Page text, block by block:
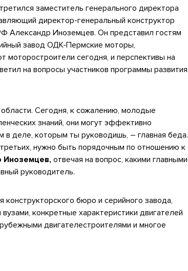
заместитель генерального директора
директор-генеральный конструктор
Александр Иноземцев. Он представил гостям
завод ОДК-Пермские моторы,
сегодня, и перспективы на
на вопросы участников программы развития
Сегодня, к сожалению, молодые
знаний, они могут эффективно
деле, которым ты руководишь, – главная беда.
нужно быть порядочным по отношению к
Иноземцев, отвечая на вопрос, какими главными
руководитель.
конструкторского бюро и серийного завода,
конкретные характеристики двигателей
двигателестроителями и многое